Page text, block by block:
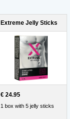
Extreme Jelly Sticks
€ 24.95
1 box with 5 jelly sticks